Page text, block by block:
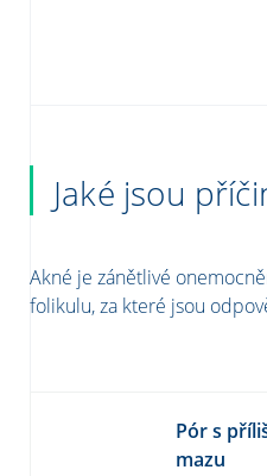
Jaké jsou
Akné je zánětlivé
folikulu, za které jsou
Pór s
mazu